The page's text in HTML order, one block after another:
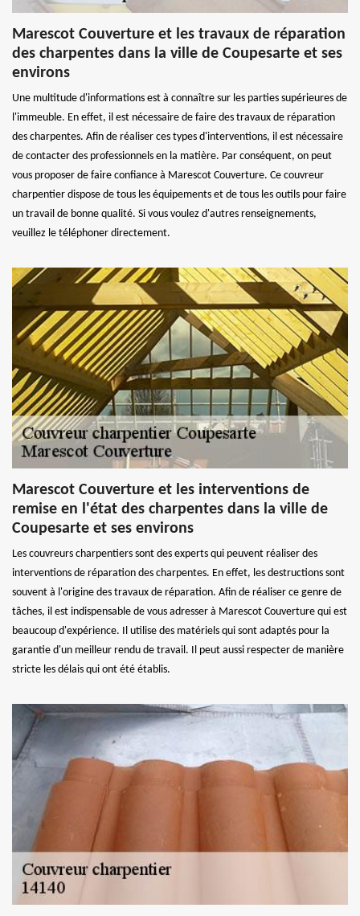
Marescot Couverture et les travaux de réparation
des charpentes dans la ville de Coupesarte et ses
environs
Une multitude d'informations est à connaître sur les parties supérieures de
l'immeuble. En effet, il est nécessaire de faire des travaux de réparation
des charpentes. Afin de réaliser ces types d'interventions, il est nécessaire
de contacter des professionnels en la matière. Par conséquent, on peut
vous proposer de faire confiance à Marescot Couverture. Ce couvreur
charpentier dispose de tous les équipements et de tous les outils pour faire
un travail de bonne qualité. Si vous voulez d'autres renseignements,
veuillez le téléphoner directement.
Marescot Couverture et les interventions de
remise en l'état des charpentes dans la ville de
Coupesarte et ses environs
Les couvreurs charpentiers sont des experts qui peuvent réaliser des
interventions de réparation des charpentes. En effet, les destructions sont
souvent à l'origine des travaux de réparation. Afin de réaliser ce genre de
tâches, il est indispensable de vous adresser à Marescot Couverture qui est
beaucoup d'expérience. Il utilise des matériels qui sont adaptés pour la
garantie d'un meilleur rendu de travail. Il peut aussi respecter de manière
stricte les délais qui ont été établis.